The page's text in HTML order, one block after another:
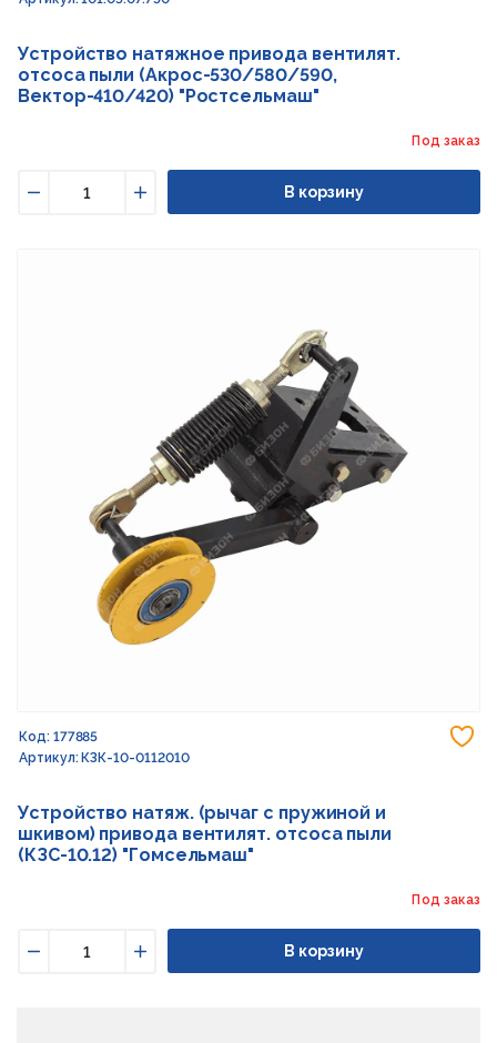
Устройство натяжное привода вентилят.
отсоса пыли (Акрос-530/580/590,
Вектор-410/420) "Ростсельмаш"
Под заказ
Увеличить
В корзину
Код: 177885
Артикул: КЗК-10-0112010
Устройство натяж. (рычаг с пружиной и
шкивом) привода вентилят. отсоса пыли
(КЗС-10.12) "Гомсельмаш"
Под заказ
Увеличить
В корзину